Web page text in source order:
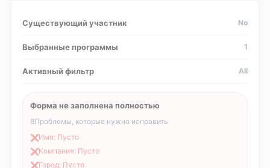
Существующий участник No
Выбранные программы 1
Активный фильтр All
Форма не заполнена полностью
8Проблемы, которые нужно исправить
❌Имя: Пусто
❌Компания: Пусто
❌Город: Пусто